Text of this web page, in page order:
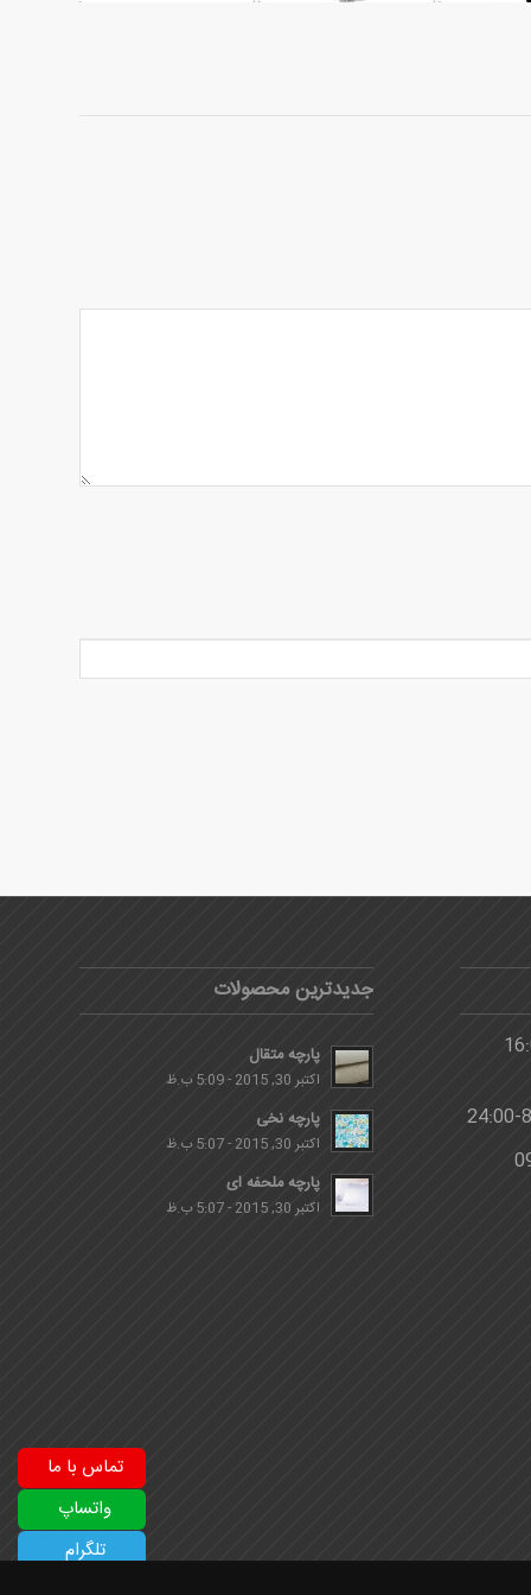
تماس با ما
واتساپ
تلگرام
جدیدترین محصولات
پارچه متقال
اکتبر 30, 2015 - 5:09 ب.ظ
پارچه نخی
اکتبر 30, 2015 - 5:07 ب.ظ
پارچه ملحفه ای
اکتبر 30, 2015 - 5:07 ب.ظ